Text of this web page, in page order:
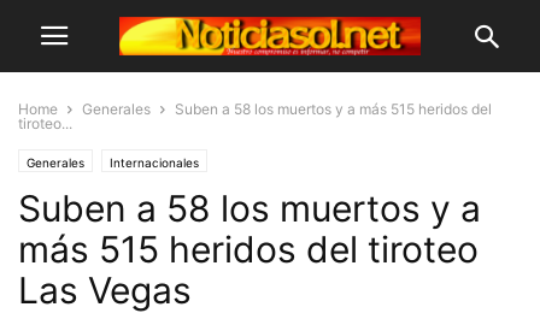
Home Generales
Suben a 58 los muertos y a más 515 heridos del
tiroteo...
Generales Internacionales
Suben a 58 los muertos y a
más 515 heridos del tiroteo
Las Vegas